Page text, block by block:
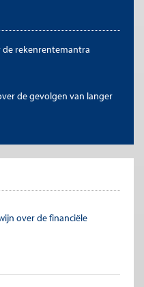
de rekenrentemantra
de gevolgen van langer
over de financiële